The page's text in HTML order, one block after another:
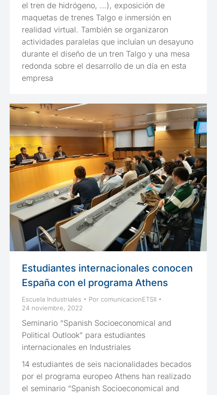
el tren de hidrógeno, …), exposición de
maquetas de trenes Talgo e inmersión en
realidad virtual. También se organizaron
actividades paralelas que incluían un desayuno
durante el diseño de un tren Talgo y una mesa
redonda sobre el desarrollo de un día en esta
empresa
Estudiantes internacionales conocen
España con el programa Athens
Escuela Industriales Por comunicacionETSII
24 noviembre, 2022
Seminario “Spanish Socioeconomical and
Political Outlook” para estudiantes
internacionales en Industriales
14 estudiantes de seis nacionalidades becados
por el programa europeo Athens han realizado
el seminario “Spanish Socioeconomical and